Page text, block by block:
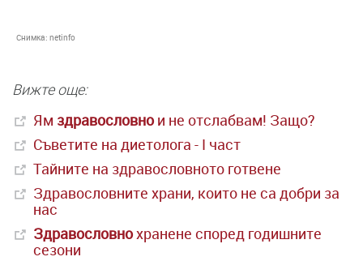
Снимка: netinfo
Вижте още:
Ям здравословнои не отслабвам! Защо?
Съветите на диетолога - I част
Тайните на здравословното готвене
Здравословните храни, които не са добри за
нас
Здравословнохранене според годишните
сезони